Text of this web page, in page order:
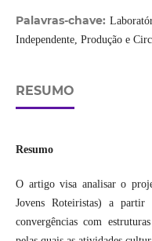
Palavras-chave:
Independente, Produção e
RESUMO
Resumo
O artigo visa analisar o
Jovens Roteiristas) a partir
convergências com